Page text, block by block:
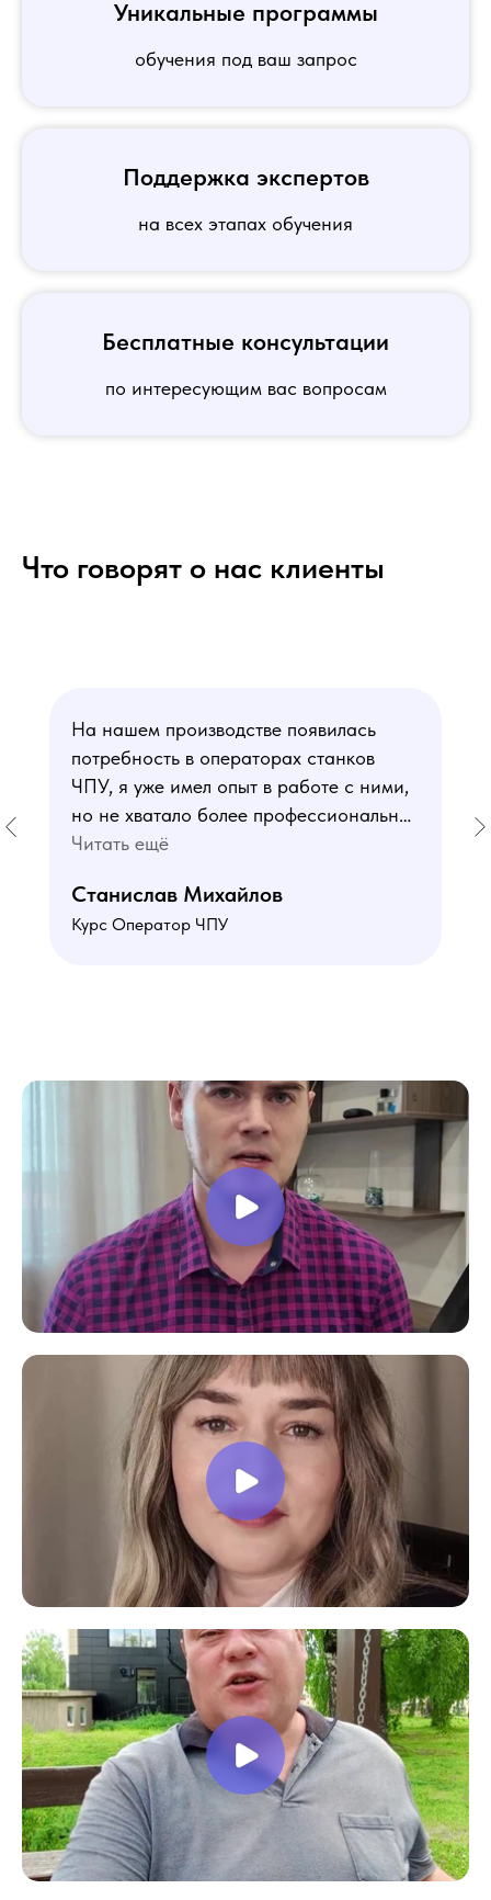
Уникальные программы
обучения под ваш запрос
Поддержка экспертов
на всех этапах обучения
Бесплатные консультации
по интересующим вас вопросам
Что говорят о нас клиенты
На нашем производстве появилась
потребность в операторах станков
ЧПУ, я уже имел опыт в работе с ними,
но не хватало более профессиональных
знаний. В курсе мне понравился блок
и программированию - это как раз то,
чего мне не хватало. Преподаватели
доволен, в работе всё пригодилось!
Читать ещё
Станислав Михайлов
Курс Оператор ЧПУ